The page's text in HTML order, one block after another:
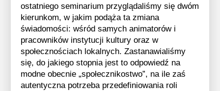
ostatniego seminarium przyglądaliśmy się dwóm
kierunkom, w jakim podąża ta zmiana
świadomości: wśród samych animatorów i
pracowników instytucji kultury oraz w
społecznościach lokalnych. Zastanawialiśmy
się, do jakiego stopnia jest to odpowiedź na
modne obecnie „społecznikostwo”, na ile zaś
autentyczna potrzeba przedefiniowania roli